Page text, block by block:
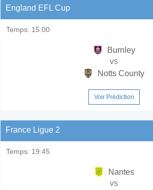
England EFL Cup
Temps: 15:00
Burnley
vs
Notts County
Voir Prédiction
France Ligue 2
Temps: 19:45
Nantes
vs